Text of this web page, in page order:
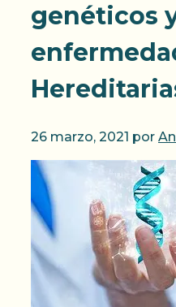
genéticos
26 marzo, 2021 por